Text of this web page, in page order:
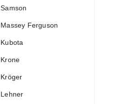
Samson
Massey Ferguson
Kubota
Krone
Kröger
Lehner